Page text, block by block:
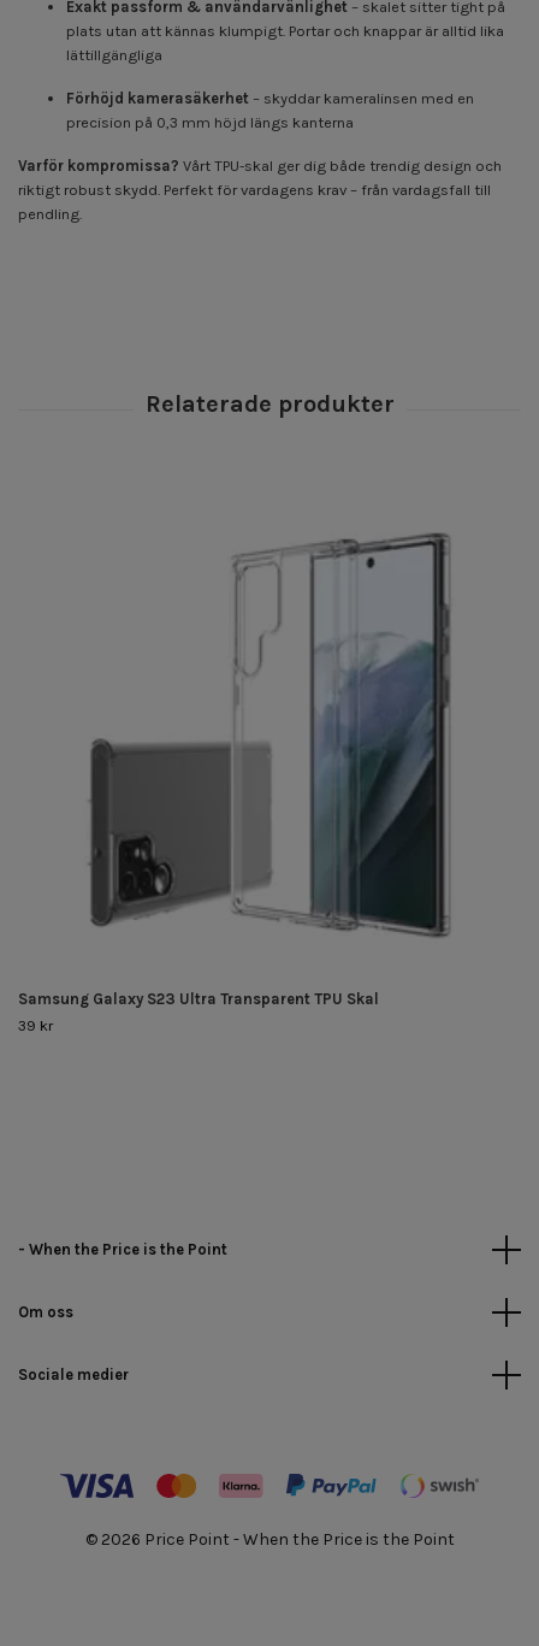
Exakt passform & användarvänlighet – skalet sitter tight på
plats utan att kännas klumpigt. Portar och knappar är alltid lika
lättillgängliga
Förhöjd kamerasäkerhet – skyddar kameralinsen med en
precision på 0,3 mm höjd längs kanterna
Varför kompromissa? Vårt TPU-skal ger dig både trendig design och
riktigt robust skydd. Perfekt för vardagens krav – från vardagsfall till
pendling.
Samsung Galaxy S23 Ultra Transparent TPU Skal
39 kr
- When the Price is the Point
Om oss
Sociale medier
© 2026 Price Point - When the Price is the Point